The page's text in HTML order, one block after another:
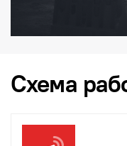
Cхема